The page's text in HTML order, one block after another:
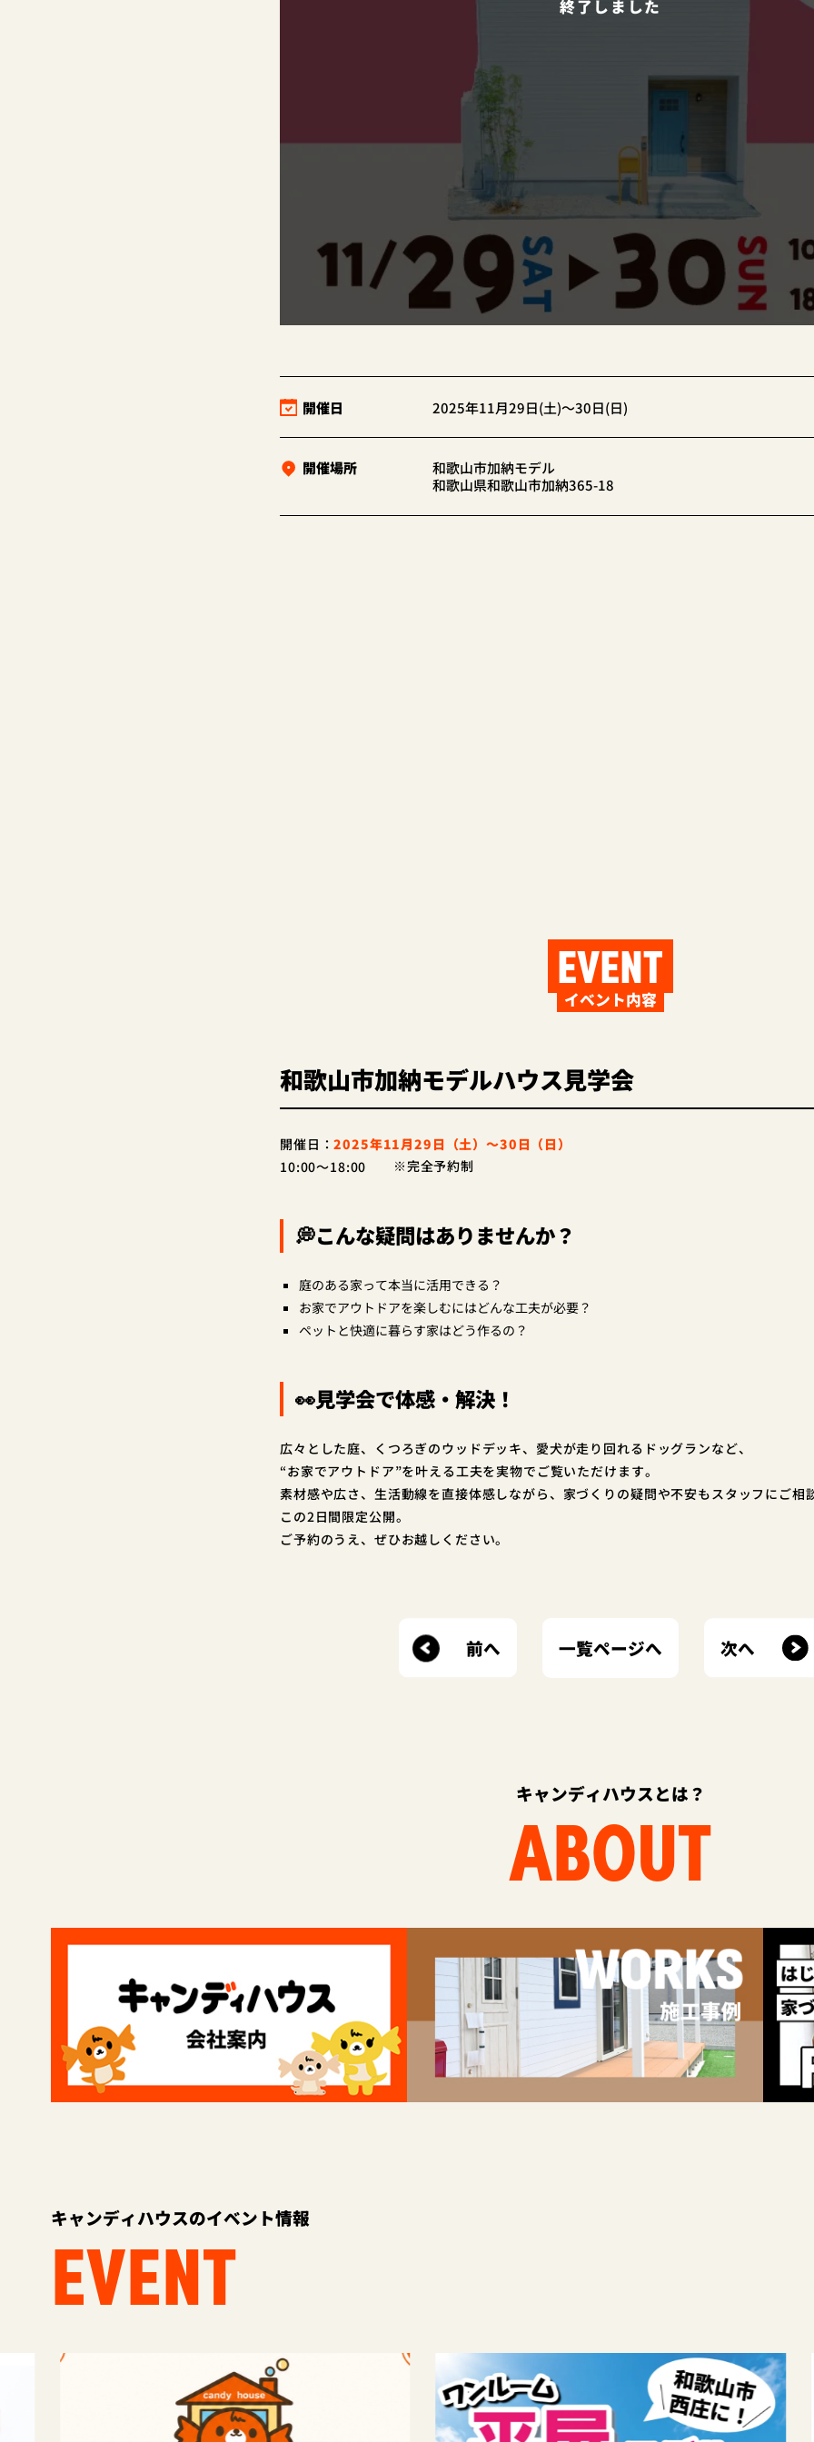
終了しました
開催日 2025年11月29日(土)～30日(日)
開催場所
和歌山市加納モデル
和歌山県和歌山市加納365-18
EVENT
イベント内容
和歌山市加納モデルハウス見学会
開催日：2025年11月29日（土）～30日（日）
10:00～18:00
※完全予約制
💭こんな疑問はありませんか？
庭のある家って本当に活用できる？
お家でアウトドアを楽しむにはどんな工夫が必要？
ペットと快適に暮らす家はどう作るの？
👀見学会で体感・解決！
広々とした庭、くつろぎのウッドデッキ、愛犬が走り回れるドッグランなど、
“お家でアウトドア”を叶える工夫を実物でご覧いただけます。
素材感や広さ、生活動線を直接体感しながら、家づくりの疑問や不安もスタッフにご相
この2日間限定公開。
ご予約のうえ、ぜひお越しください。
前へ 一覧ページへ 次へ
キャンディハウスとは？
ABOUT
キャンディハウスのイベント情報
EVENT